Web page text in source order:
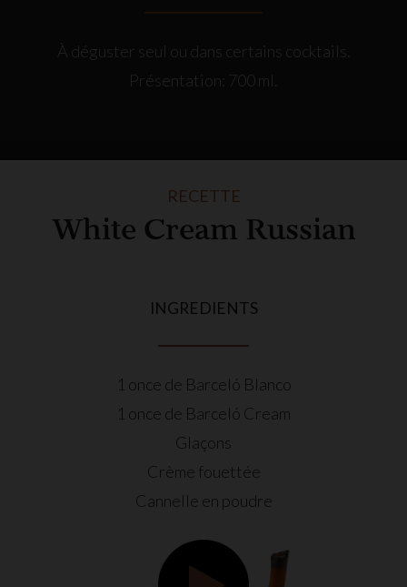
À déguster seul ou dans certains cocktails.
Présentation: 700 ml.
RECETTE
White Cream Russian
INGREDIENTS
1 once de Barceló Blanco
1 once de Barceló Cream
Glaçons
Crème fouettée
Cannelle en poudre